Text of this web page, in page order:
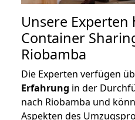
Unsere Experten
Container
Riobamba
Die Experten verfügen
Erfahrung in der
nach Riobamba und
Aspekten des